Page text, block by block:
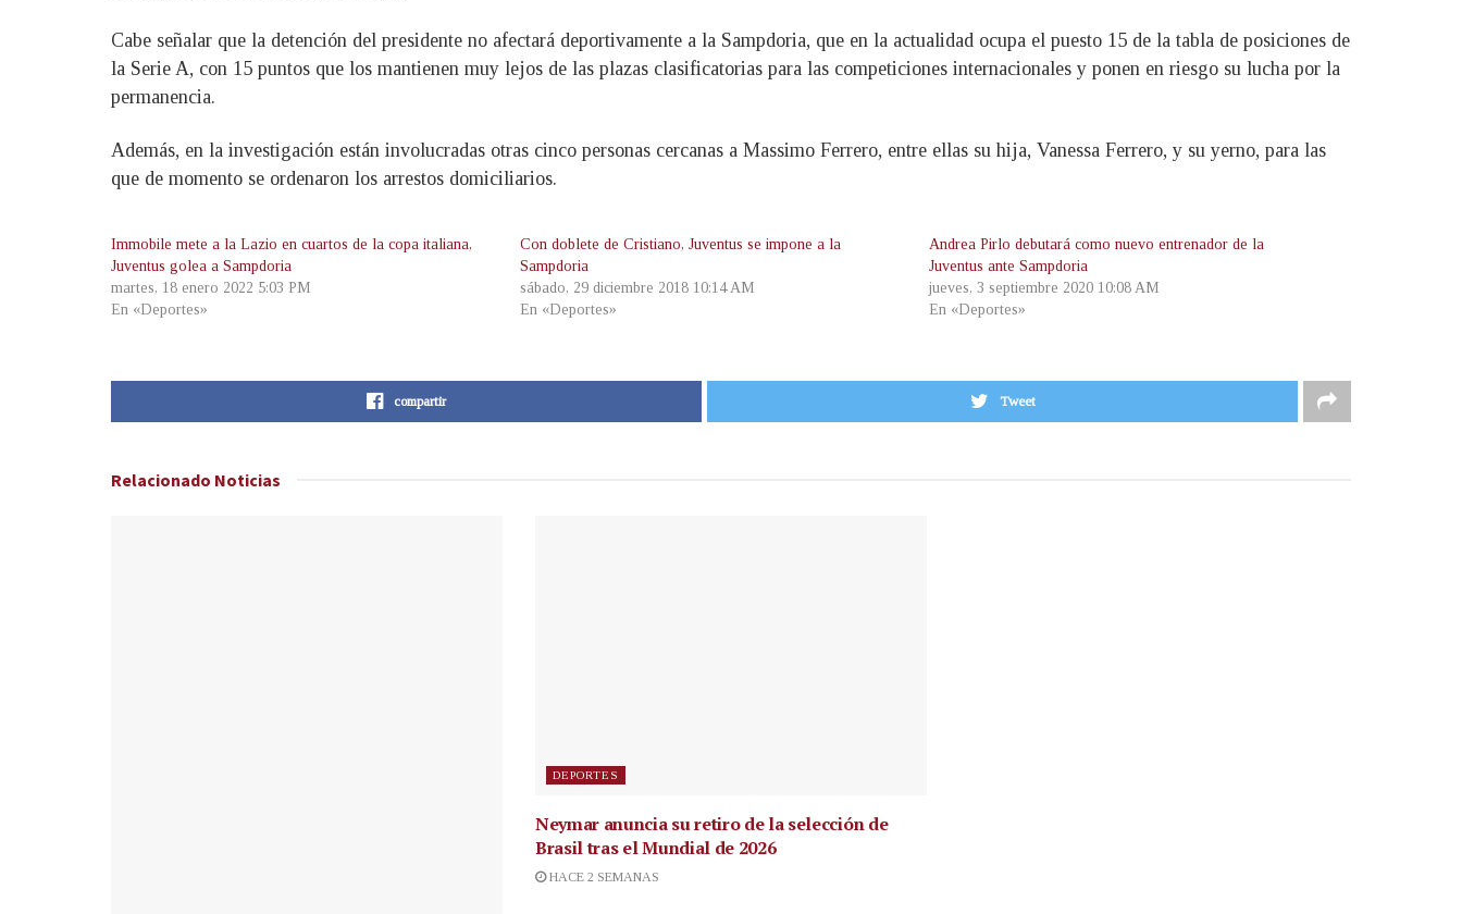
Cabe señalar que la detención del presidente no afectará deportivamente a la Sampdoria, que en la actualidad ocupa el puesto 15 de la tabla de posiciones de
la Serie A, con 15 puntos que los mantienen muy lejos de las plazas clasificatorias para las competiciones internacionales y ponen en riesgo su lucha por la
permanencia.
Además, en la investigación están involucradas otras cinco personas cercanas a Massimo Ferrero, entre ellas su hija, Vanessa Ferrero, y su yerno, para las
que de momento se ordenaron los arrestos domiciliarios.
Immobile mete a la Lazio en cuartos de la copa italiana,
Juventus golea a Sampdoria
martes, 18 enero 2022 5:03 PM
En «Deportes»
Con doblete de Cristiano, Juventus se impone a la
Sampdoria
sábado, 29 diciembre 2018 10:14 AM
En «Deportes»
Andrea Pirlo debutará como nuevo entrenador de la
Juventus ante Sampdoria
jueves, 3 septiembre 2020 10:08 AM
En «Deportes»
compartir Tweet
Relacionado Noticias
DEPORTES
Neymar anuncia su retiro de la selección de
Brasil tras el Mundial de 2026
HACE 2 SEMANAS